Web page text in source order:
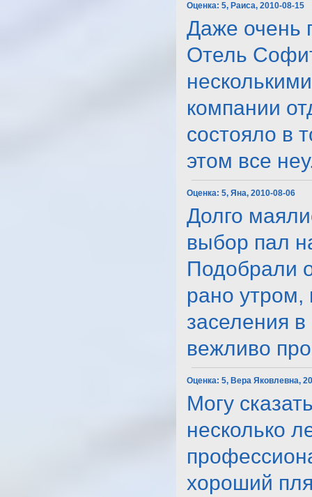
Оценка:5, Раиса, 2010-08-15
Даже очень
Отель
компании
состояло в
этом все
Оценка:5, Яна, 2010-08-06
Долго
выбор пал
Подобрали
рано
заселения
вежливо
Оценка:5, Вера Яковлевна,
Могу
несколько
хороший